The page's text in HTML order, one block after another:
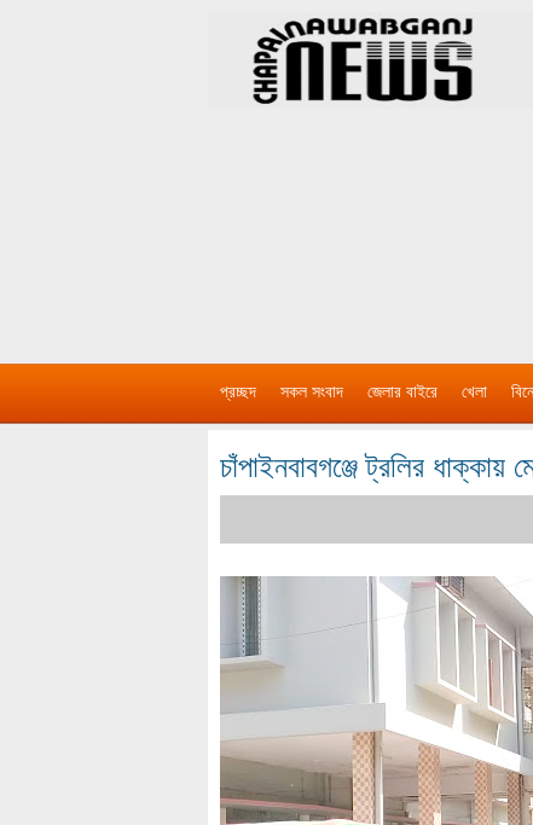
প্রচ্ছদ সকল সংবাদ জেলার বাইরে খেলা
চাঁপাইনবাবগঞ্জে ট্রলির